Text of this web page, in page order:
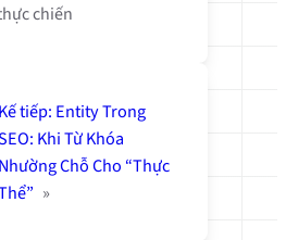
chiến
Kế tiếp: Entity Trong
Khi Từ Khóa
Nhường Chỗ Cho “Thực
»